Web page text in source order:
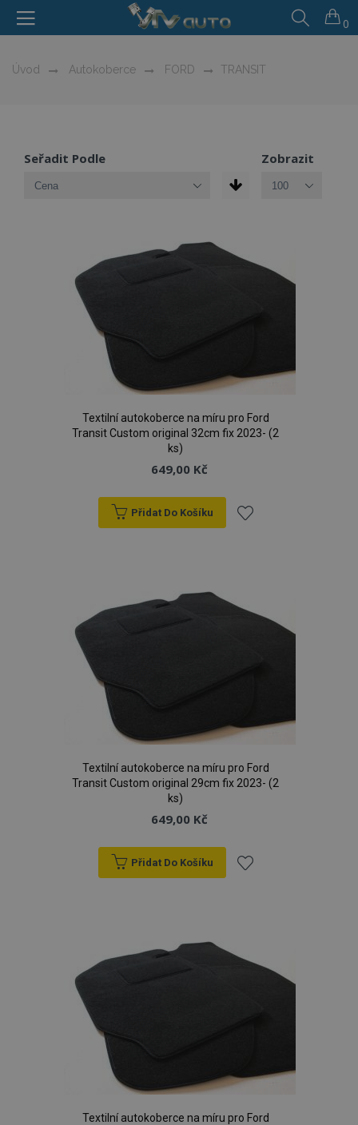
0
Úvod Autokoberce FORD TRANSIT
Seřadit Podle Zobrazit
Textilní autokoberce na míru pro Ford
Transit Custom original 32cm fix 2023- (2
ks)
649,00 Kč
Přidat Do Košíku
oblíbeným
Textilní autokoberce na míru pro Ford
Transit Custom original 29cm fix 2023- (2
ks)
649,00 Kč
Přidat Do Košíku
oblíbeným
Textilní autokoberce na míru pro Ford